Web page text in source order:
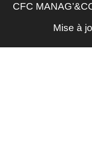
CFC
Mise à